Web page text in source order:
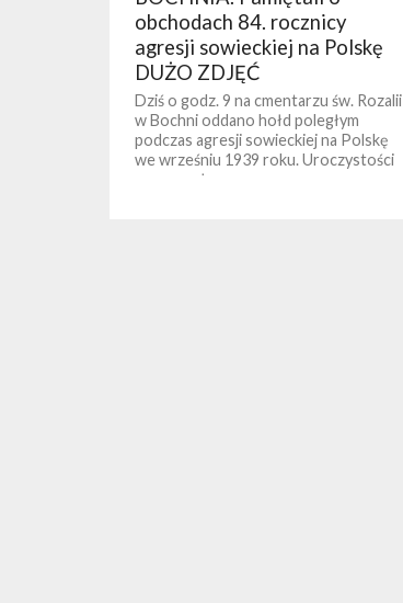
obchodach 84. rocznicy
agresji sowieckiej na Polskę
DUŻO ZDJĘĆ
Dziś o godz. 9 na cmentarzu św. Rozalii
w Bochni oddano hołd poległym
podczas agresji sowieckiej na Polskę
we wrześniu 1939 roku. Uroczystości
rozpoczął...